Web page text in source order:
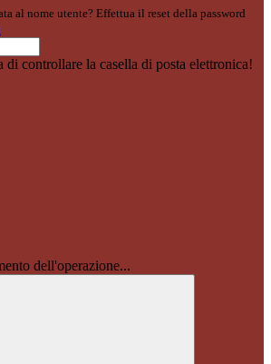
al nome utente? Effettua il reset della password
di controllare la casella di posta elettronica!
dell'operazione...